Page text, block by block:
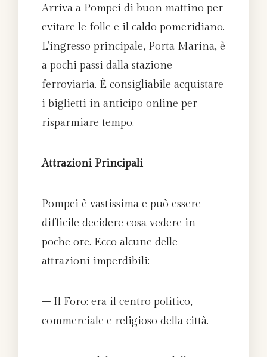
Arriva a Pompei di buon mattino per
evitare le folle e il caldo pomeridiano.
L’ingresso principale, Porta Marina, è
a pochi passi dalla stazione
ferroviaria. È consigliabile acquistare
i biglietti in anticipo online per
risparmiare tempo.
Attrazioni Principali
Pompei è vastissima e può essere
difficile decidere cosa vedere in
poche ore. Ecco alcune delle
attrazioni imperdibili:
– Il Foro: era il centro politico,
commerciale e religioso della città.